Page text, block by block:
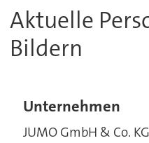
Aktuelle
Bildern
Unternehmen
JUMO GmbH & Co. KG